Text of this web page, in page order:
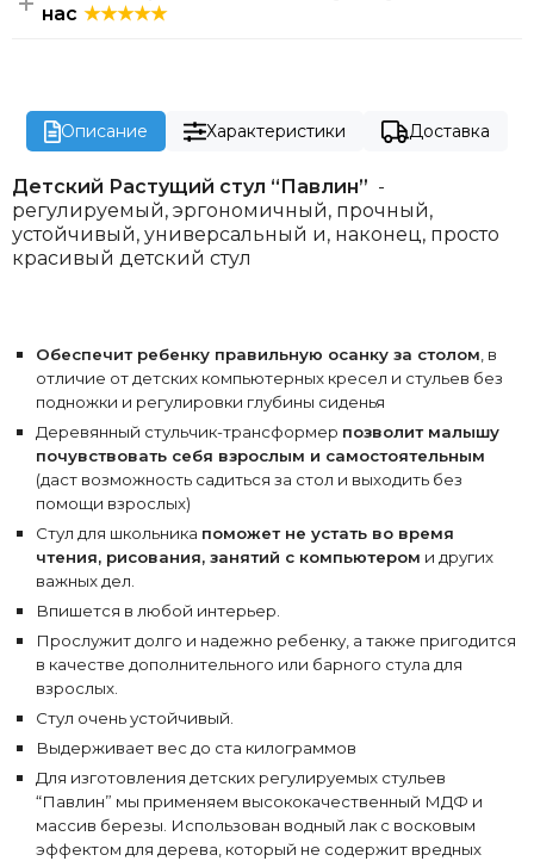
нас
Описание Характеристики Доставка
Детский Растущий стул “Павлин” -
регулируемый, эргономичный, прочный,
устойчивый, универсальный и, наконец, просто
красивый детский стул
Обеспечит ребенку правильную осанку за столом, в
отличие от детских компьютерных кресел и стульев без
подножки и регулировки глубины сиденья
Деревянный стульчик-трансформер позволит малышу
почувствовать себя взрослым и самостоятельным
(даст возможность садиться за стол и выходить без
помощи взрослых)
Стул для школьника поможет не устать во время
чтения, рисования, занятий с компьютером и других
важных дел.
Впишется в любой интерьер.
Прослужит долго и надежно ребенку, а также пригодится
в качестве дополнительного или барного стула для
взрослых.
Стул очень устойчивый.
Выдерживает вес до ста килограммов
Для изготовления детских регулируемых стульев
“Павлин” мы применяем высококачественный МДФ и
массив березы. Использован водный лак с восковым
эффектом для дерева, который не содержит вредных